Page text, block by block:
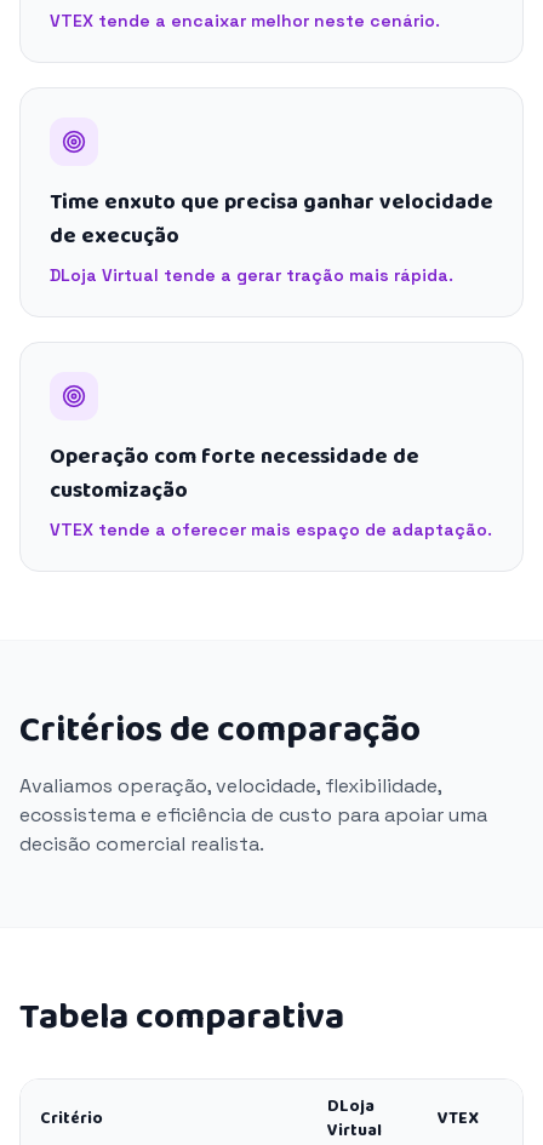
VTEX tende a encaixar melhor neste cenário.
Time enxuto que precisa ganhar velocidade
de execução
DLoja Virtual tende a gerar tração mais rápida.
Operação com forte necessidade de
customização
VTEX tende a oferecer mais espaço de adaptação.
Critérios de comparação
Avaliamos operação, velocidade, flexibilidade,
ecossistema e eficiência de custo para apoiar uma
decisão comercial realista.
Tabela comparativa
Critério
DLoja
Virtual
VTEX